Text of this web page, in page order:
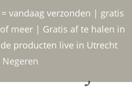
vandaag verzonden | gratis
meer | Gratis af te halen in
producten live in Utrecht
Negeren
030 2400000